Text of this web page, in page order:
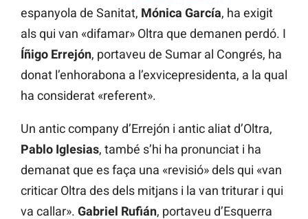
espanyola de Sanitat, Mónica García, ha exigit
als qui van «difamar» Oltra que demanen perdó. I
Íñigo Errejón, portaveu de Sumar al Congrés, ha
donat l’enhorabona a l’exvicepresidenta, a la qual
ha considerat «referent».
Un antic company d’Errejón i antic aliat d’Oltra,
Pablo Iglesias, també s’hi ha pronunciat i ha
demanat que es faça una «revisió» dels qui «van
criticar Oltra des dels mitjans i la van triturar i qui
va callar». Gabriel Rufián, portaveu d’Esquerra